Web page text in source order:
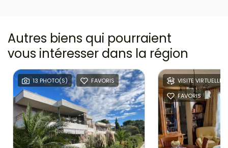
Autres biens qui pourraient
vous intéresser dans la région
13 PHOTO(S) FAVORIS
VISITE VIRTUELLE
FAVORIS